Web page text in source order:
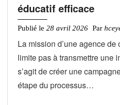
éducatif efficace
Publié le 28 avril 2026 Par
La mission d’une agence
limite pas à transmettre une
s’agit de créer une
étape du processus…